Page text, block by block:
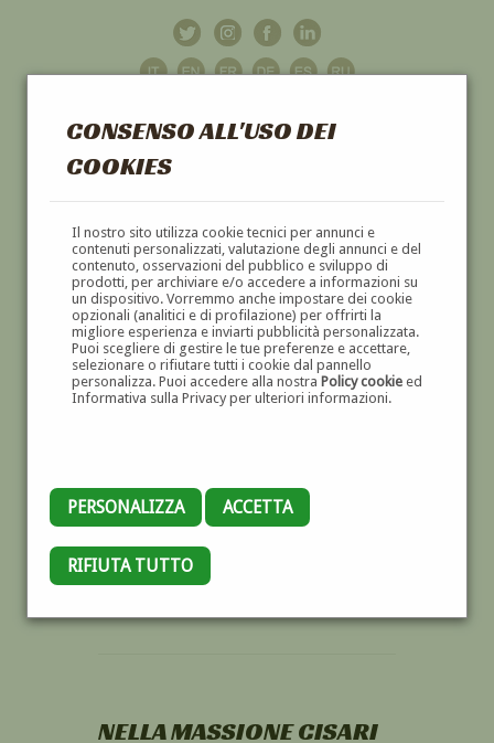
CONSENSO ALL'USO DEI
COOKIES
Il nostro sito utilizza cookie tecnici per annunci e
contenuti personalizzati, valutazione degli annunci e del
contenuto, osservazioni del pubblico e sviluppo di
prodotti, per archiviare e/o accedere a informazioni su
un dispositivo. Vorremmo anche impostare dei cookie
opzionali (analitici e di profilazione) per offrirti la
migliore esperienza e inviarti pubblicità personalizzata.
Puoi scegliere di gestire le tue preferenze e accettare,
selezionare o rifiutare tutti i cookie dal pannello
personalizza. Puoi accedere alla nostra Policy cookieed
Informativa sulla Privacy per ulteriori informazioni.
PERSONALIZZA ACCETTA
RIFIUTA TUTTO
GALLERIAD'ARTE
DIPINTI E SCULTURE '800 E '900
NELLA MASSIONE CISARI